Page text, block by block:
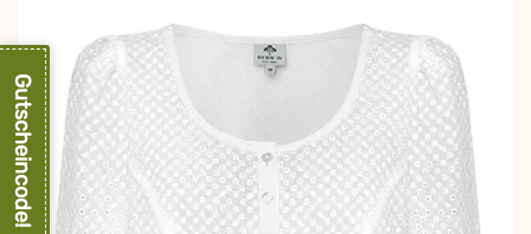
springen
Gutscheincode!